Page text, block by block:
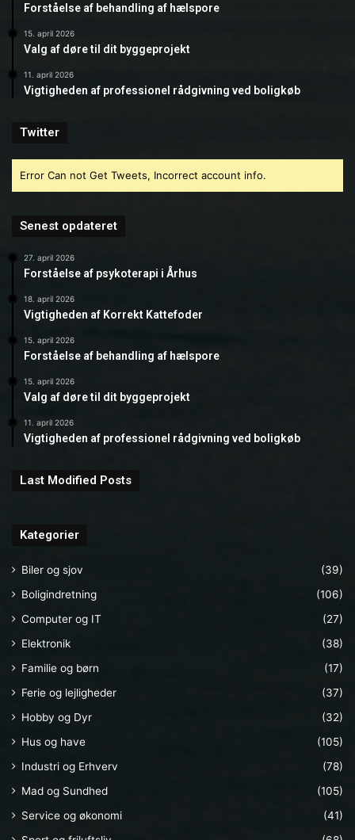
Forståelse af behandling af hælspore
15. april 2026
Valg af døre til dit byggeprojekt
11. april 2026
Vigtigheden af professionel rådgivning ved boligkøb
Twitter
Error Can not Get Tweets, Incorrect account info.
Senest opdateret
27. april 2026
Forståelse af psykoterapi i Århus
18. april 2026
Vigtigheden af Korrekt Kattefoder
15. april 2026
Forståelse af behandling af hælspore
15. april 2026
Valg af døre til dit byggeprojekt
11. april 2026
Vigtigheden af professionel rådgivning ved boligkøb
Last Modified Posts
Kategorier
Biler og sjov
(39)
Boligindretning
(106)
Computer og IT
(27)
Elektronik
(38)
Familie og børn
(17)
Ferie og lejligheder
(37)
Hobby og Dyr
(32)
Hus og have
(105)
Industri og Erhverv
(78)
Mad og Sundhed
(105)
Service og økonomi
(41)